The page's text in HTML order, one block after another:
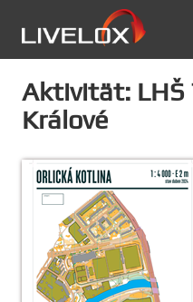
Aktivität: LHŠ
Králové